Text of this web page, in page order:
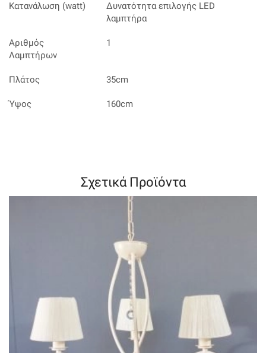
Κατανάλωση (watt)
Δυνατότητα επιλογής LED
λαμπτήρα
Αριθμός
Λαμπτήρων
1
Πλάτος 35cm
Ύψος 160cm
Σχετικά Προϊόντα